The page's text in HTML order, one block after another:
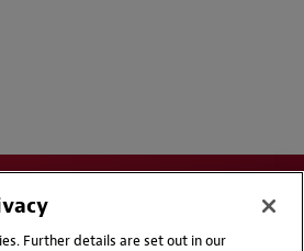
Further details are set out in our